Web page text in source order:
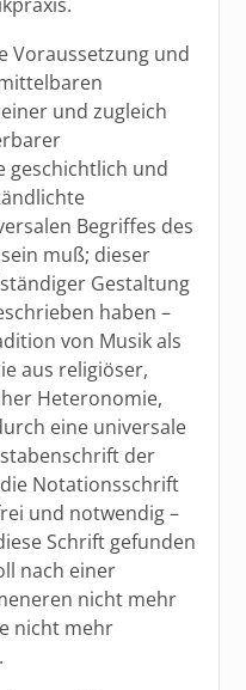
Voraussetzung und
und zugleich
geschichtlich und
Begriffes des
muß; dieser
Gestaltung
haben –
von Musik als
aus religiöser,
Heteronomie,
eine universale
der
Notationsschrift
und notwendig –
Schrift gefunden
nach einer
nicht mehr
nicht mehr